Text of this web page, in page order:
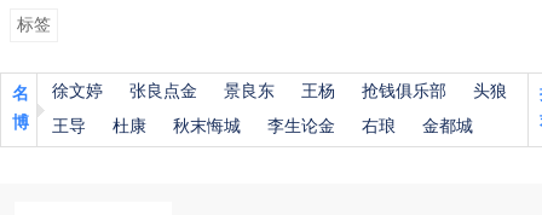
标签
名
博
徐文婷 张良点金 景良东 王杨 抢钱俱乐部
头狼
王导
杜康 秋末悔城 李生论金 右琅 金都城